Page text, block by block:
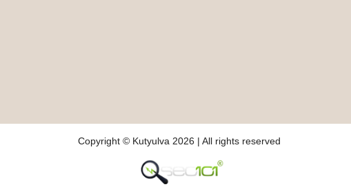
Copyright © Kutyulva 2026 | All rights reserved